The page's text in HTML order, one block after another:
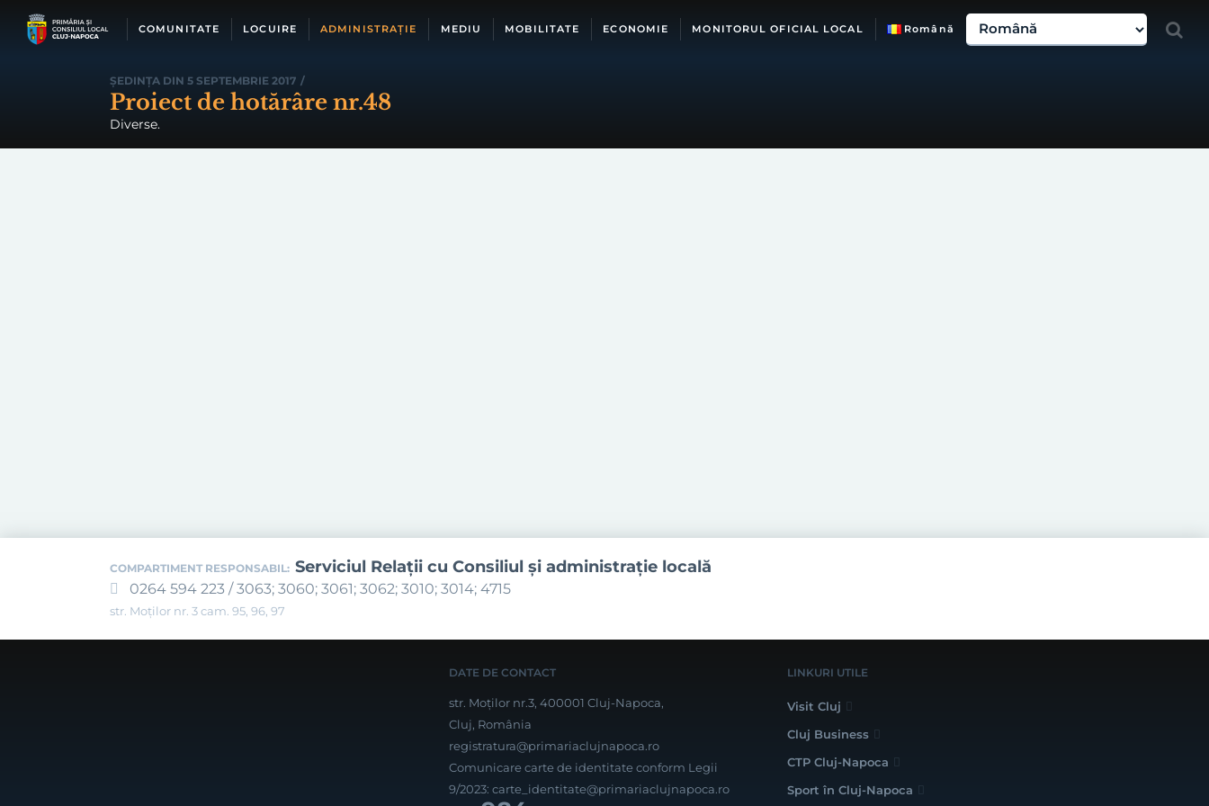
COMUNITATE LOCUIRE ADMINISTRAȚIE MEDIU MOBILITATE ECONOMIE MONITORUL OFICIAL LOCAL Română
ȘEDINȚA DIN 5 SEPTEMBRIE 2017 /
Proiect de hotărâre nr.48
Diverse.
COMPARTIMENT RESPONSABIL: Serviciul Relaţii cu Consiliul şi administraţie locală
0264 594 223 / 3063; 3060; 3061; 3062; 3010; 3014; 4715
str. Moților nr. 3 cam. 95, 96, 97
DATE DE CONTACT
str. Moților nr.3, 400001 Cluj-Napoca,
Cluj, România
registratura@primariaclujnapoca.ro
Comunicare carte de identitate conform Legii
9/2023: carte_identitate@primariaclujnapoca.ro
LINKURI UTILE
Visit Cluj
Cluj Business
CTP Cluj-Napoca
Sport în Cluj-Napoca